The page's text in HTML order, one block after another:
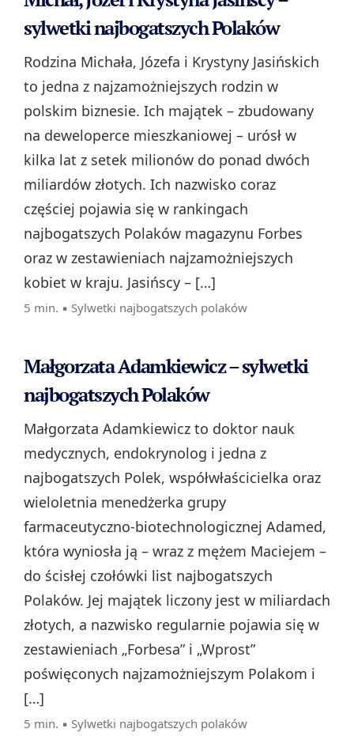
sylwetki najbogatszych Polaków
Rodzina Michała, Józefa i Krystyny Jasińskich
to jedna z najzamożniejszych rodzin w
polskim biznesie. Ich majątek – zbudowany
na deweloperce mieszkaniowej – urósł w
kilka lat z setek milionów do ponad dwóch
miliardów złotych. Ich nazwisko coraz
częściej pojawia się w rankingach
najbogatszych Polaków magazynu Forbes
oraz w zestawieniach najzamożniejszych
kobiet w kraju. Jasińscy – […]
5 min. ▪ Sylwetki najbogatszych polaków
Małgorzata Adamkiewicz – sylwetki
najbogatszych Polaków
Małgorzata Adamkiewicz to doktor nauk
medycznych, endokrynolog i jedna z
najbogatszych Polek, współwłaścicielka oraz
wieloletnia menedżerka grupy
farmaceutyczno‑biotechnologicznej Adamed,
która wyniosła ją – wraz z mężem Maciejem –
do ścisłej czołówki list najbogatszych
Polaków. Jej majątek liczony jest w miliardach
złotych, a nazwisko regularnie pojawia się w
zestawieniach „Forbesa” i „Wprost”
poświęconych najzamożniejszym Polakom i
[…]
5 min. ▪ Sylwetki najbogatszych polaków